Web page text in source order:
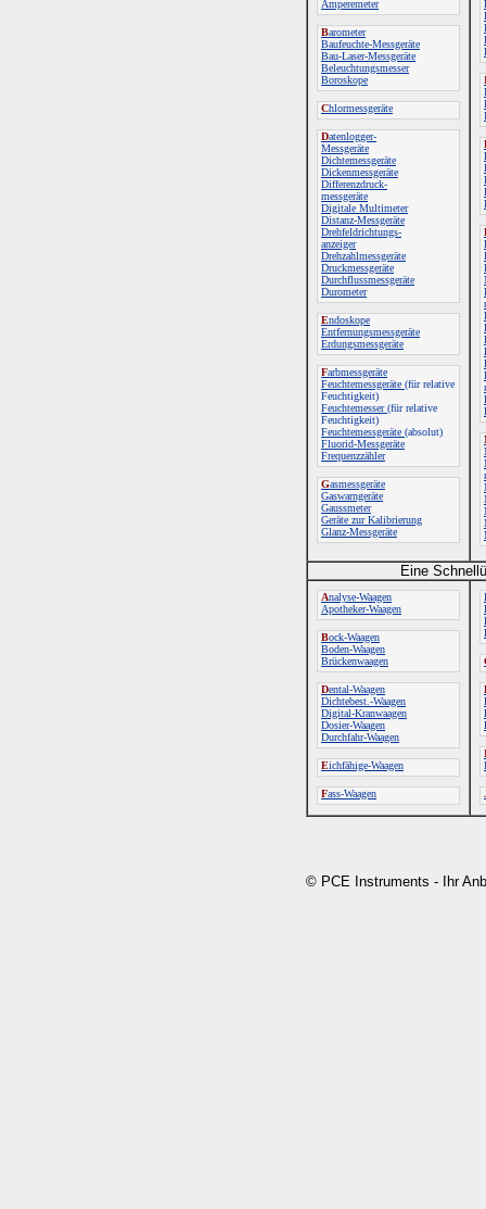
Amperemeter
Barometer
Baufeuchte-Messgeräte
Bau-Laser-Messgeräte
Beleuchtungsmesser
Boroskope
Chlormessgeräte
Datenlogger-
Messgeräte
Dichtemessgeräte
Dickenmessgeräte
Differenzdruck-
messgeräte
Digitale Multimeter
Distanz-Messgeräte
Drehfeldrichtungs-
anzeiger
Drehzahlmessgeräte
Druckmessgeräte
Durchflussmessgeräte
Durometer
Endoskope
Entfernungsmessgeräte
Erdungsmessgeräte
Farbmessgeräte
Feuchtemessgeräte (für relative
Feuchtigkeit)
Feuchtemesser(für relative
Feuchtigkeit)
Feuchtemessgeräte (absolut)
Fluorid-Messgeräte
Frequenzzähler
Gasmessgeräte
Gaswarngeräte
Gaussmeter
Geräte zur Kalibrierung
Glanz-Messgeräte
Eine
Analyse-Waagen
Apotheker-Waagen
Bock-Waagen
Boden-Waagen
Brückenwaagen
Dental-Waagen
Dichtebest.-Waagen
Digital-Kranwaagen
Dosier-Waagen
Durchfahr-Waagen
Eichfähige-Waagen
Fass-Waagen
© PCE Instruments - Ihr